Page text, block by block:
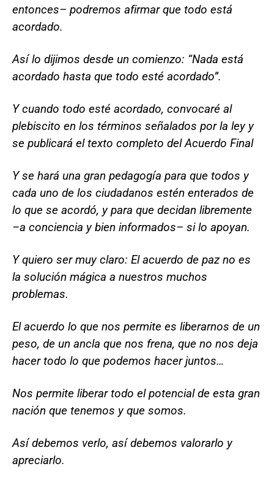
entonces– podremos afirmar que todo está
acordado.
Así lo dijimos desde un comienzo: “Nada está
acordado hasta que todo esté acordado”.
Y cuando todo esté acordado, convocaré al
plebiscito en los términos señalados por la ley y
se publicará el texto completo del Acuerdo Final
Y se hará una gran pedagogía para que todos y
cada uno de los ciudadanos estén enterados de
lo que se acordó, y para que decidan libremente
–a conciencia y bien informados– si lo apoyan.
Y quiero ser muy claro: El acuerdo de paz no es
la solución mágica a nuestros muchos
problemas.
El acuerdo lo que nos permite es liberarnos de un
peso, de un ancla que nos frena, que no nos deja
hacer todo lo que podemos hacer juntos…
Nos permite liberar todo el potencial de esta gran
nación que tenemos y que somos.
Así debemos verlo, así debemos valorarlo y
apreciarlo.